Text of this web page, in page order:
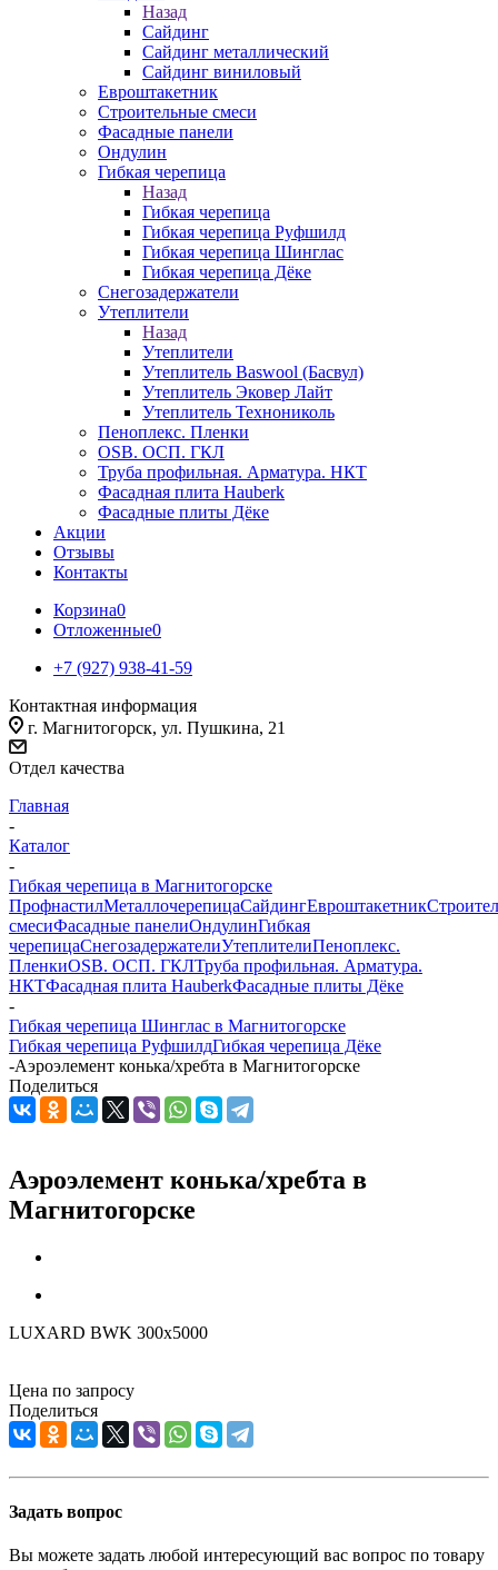
Назад
Сайдинг
Сайдинг металлический
Сайдинг виниловый
Евроштакетник
Строительные смеси
Фасадные панели
Ондулин
Гибкая черепица
Назад
Гибкая черепица
Гибкая черепица Руфшилд
Гибкая черепица Шинглас
Гибкая черепица Дёке
Снегозадержатели
Утеплители
Назад
Утеплители
Утеплитель Baswool (Басвул)
Утеплитель Эковер Лайт
Утеплитель Технониколь
Пеноплекс. Пленки
OSB. ОСП. ГКЛ
Труба профильная. Арматура. НКТ
Фасадная плита Hauberk
Фасадные плиты Дёке
Акции
Отзывы
Контакты
Корзина0
Отложенные0
+7 (927) 938-41-59
Контактная информация
г. Магнитогорск, ул. Пушкина, 21
Отдел качества
Главная
-
Каталог
-
Гибкая черепица в Магнитогорске
ПрофнастилМеталлочерепицаСайдингЕвроштакетник
смесиФасадные панелиОндулинГибкая
черепицаСнегозадержателиУтеплителиПеноплекс.
ПленкиOSB. ОСП. ГКЛТруба профильная. Арматура.
НКТФасадная плита HauberkФасадные плиты Дёке
-
Гибкая черепица Шинглас в Магнитогорске
Гибкая черепица РуфшилдГибкая черепица Дёке
-Аэроэлемент конька/хребта в Магнитогорске
Поделиться
Аэроэлемент конька/хребта в
Магнитогорске
LUXARD BWK 300х5000
Цена по запросу
Поделиться
Задать вопрос
Вы можете задать любой интересующий вас вопрос по товару